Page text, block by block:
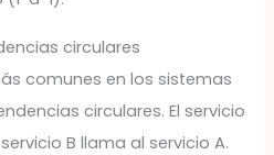
circulares
comunes en los sistemas
circulares. El servicio
B llama al servicio A.